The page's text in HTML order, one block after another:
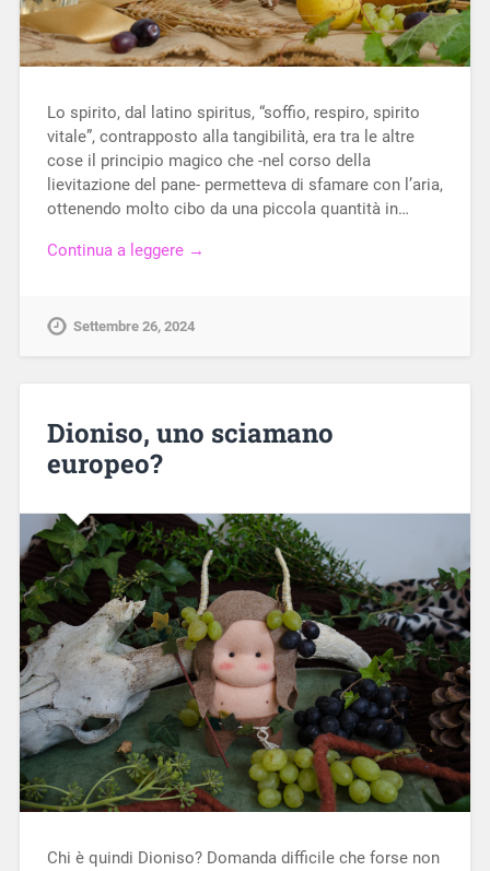
Lo spirito, dal latino spiritus, “soffio, respiro, spirito
vitale”, contrapposto alla tangibilità, era tra le altre
cose il principio magico che -nel corso della
lievitazione del pane- permetteva di sfamare con l’aria,
ottenendo molto cibo da una piccola quantità in…
Continua a leggere →
Settembre 26, 2024
Dioniso, uno sciamano
europeo?
Chi è quindi Dioniso? Domanda difficile che forse non